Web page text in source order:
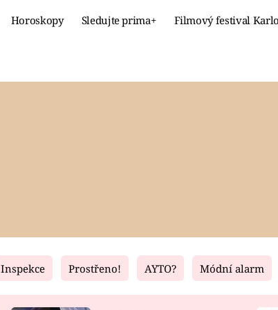
Horoskopy Sledujte prima+ Filmový festival
Fresh Living
Inspekce Prostřeno! AYTO? Módní alarm